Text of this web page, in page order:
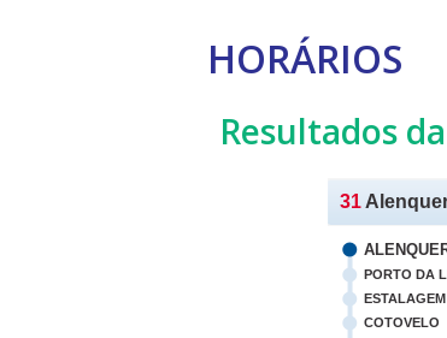
HORÁRIOS
Resultados
31
PORTO DA
ESTALAGEM
COTOVELO